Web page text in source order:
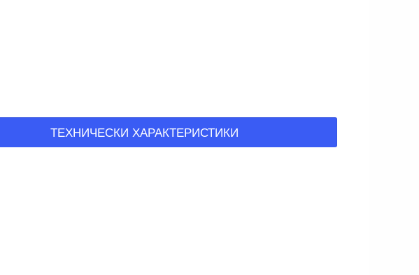
ТЕХНИЧЕСКИ ХАРАКТЕРИСТИКИ